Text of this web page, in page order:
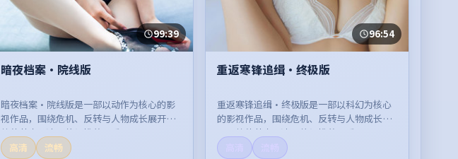
99:39
暗夜档案·院线版
暗夜档案·院线版是一部以动作为核心的影
视作品，围绕危机、反转与人物成长展开，
整体节奏紧凑，值得推荐观看。
高清
流畅
96:54
重返寒锋追缉·终极版
重返寒锋追缉·终极版是一部以科幻为核心
的影视作品，围绕危机、反转与人物成长展
开，整体节奏紧凑，值得推荐观看。